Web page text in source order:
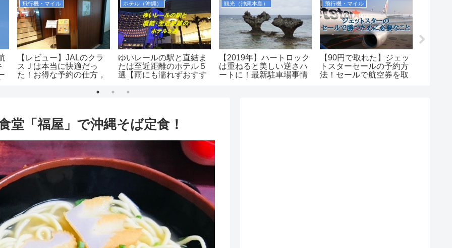
飛行機・マイル
【レビュー】JALのクラ
スＪは本当に快適だっ
た！お得な予約の仕方，
ホテル（沖縄）
ゆいレールの駅と直結ま
たは至近距離のホテル５
選【雨にも濡れずおすす
観光（沖縄本島）
【2019年】ハートロック
は重ねると美しい逆さハ
ートに！最新駐車場事情
飛行機・マイル
【90円で取れた】ジェッ
トスターセールの予約方
法！セールで航空券を取
堂「福屋」で沖縄そば定食！